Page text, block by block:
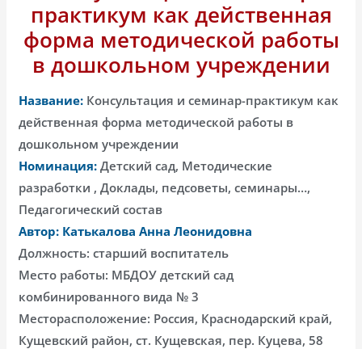
практикум как действенная
форма методической работы
в дошкольном учреждении
Название: Консультация и семинар-практикум как
действенная форма методической работы в
дошкольном учреждении
Номинация: Детский сад, Методические
разработки , Доклады, педсоветы, семинары…,
Педагогический состав
Автор: Катькалова Анна Леонидовна
Должность: старший воспитатель
Место работы: МБДОУ детский сад
комбинированного вида № 3
Месторасположение: Россия, Краснодарский край,
Кущевский район, ст. Кущевская, пер. Куцева, 58